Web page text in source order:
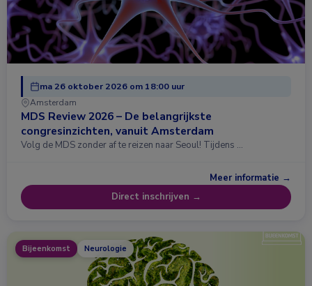
ma 26 oktober 2026 om 18:00 uur
Amsterdam
MDS Review 2026 – De belangrijkste
congresinzichten, vanuit Amsterdam
Volg de MDS zonder af te reizen naar Seoul! Tijdens …
Meer informatie →
Direct inschrijven →
Bijeenkomst Neurologie